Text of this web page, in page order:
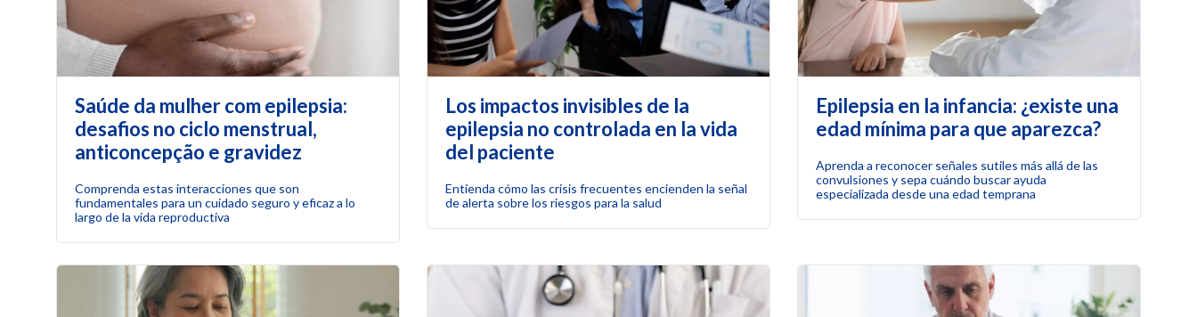
Saúde da mulher com epilepsia:
desafios no ciclo menstrual,
anticoncepção e gravidez
Comprenda estas interacciones que son
fundamentales para un cuidado seguro y eficaz a lo
largo de la vida reproductiva
Los impactos invisibles de la
epilepsia no controlada en la vida
del paciente
Entienda cómo las crisis frecuentes encienden la señal
de alerta sobre los riesgos para la salud
Epilepsia en la infancia: ¿existe una
edad mínima para que aparezca?
Aprenda a reconocer señales sutiles más allá de las
convulsiones y sepa cuándo buscar ayuda
especializada desde una edad temprana